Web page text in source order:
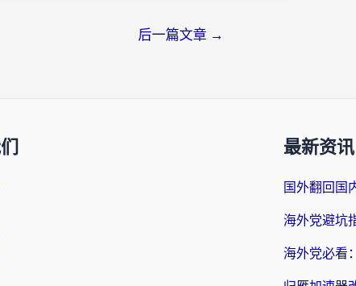
后一篇文章 →
最新资讯